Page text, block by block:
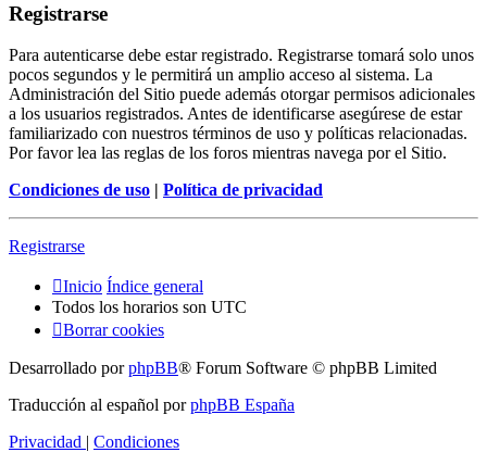
Registrarse
Para autenticarse debe estar registrado. Registrarse tomará solo unos
pocos segundos y le permitirá un amplio acceso al sistema. La
Administración del Sitio puede además otorgar permisos adicionales
a los usuarios registrados. Antes de identificarse asegúrese de estar
familiarizado con nuestros términos de uso y políticas relacionadas.
Por favor lea las reglas de los foros mientras navega por el Sitio.
Condiciones de uso | Política de privacidad
Registrarse
Inicio Índice general
Todos los horarios son UTC
Borrar cookies
Desarrollado porphpBB® Forum Software © phpBB Limited
Traducción al español porphpBB España
Privacidad | Condiciones